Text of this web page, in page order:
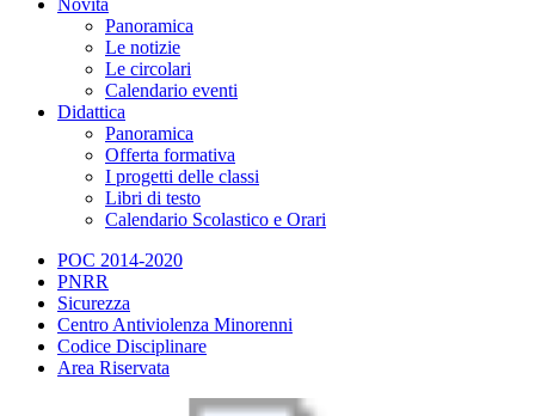
Novità
Panoramica
Le notizie
Le circolari
Calendario eventi
Didattica
Panoramica
Offerta formativa
I progetti delle classi
Libri di testo
Calendario Scolastico e Orari
POC 2014-2020
PNRR
Sicurezza
Centro Antiviolenza Minorenni
Codice Disciplinare
Area Riservata